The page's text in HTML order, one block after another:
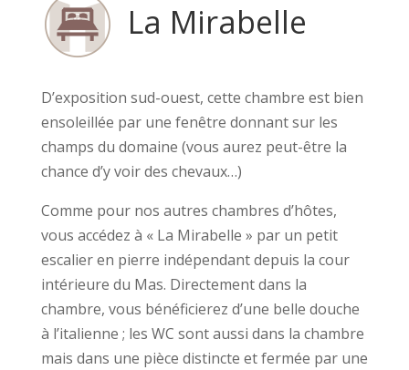
La Mirabelle
D’exposition sud-ouest, cette chambre est bien
ensoleillée par une fenêtre donnant sur les
champs du domaine (vous aurez peut-être la
chance d’y voir des chevaux…)
Comme pour nos autres chambres d’hôtes,
vous accédez à « La Mirabelle » par un petit
escalier en pierre indépendant depuis la cour
intérieure du Mas. Directement dans la
chambre, vous bénéficierez d’une belle douche
à l’italienne ; les WC sont aussi dans la chambre
mais dans une pièce distincte et fermée par une